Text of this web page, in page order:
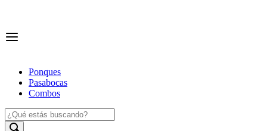
Ponques
Pasabocas
Combos